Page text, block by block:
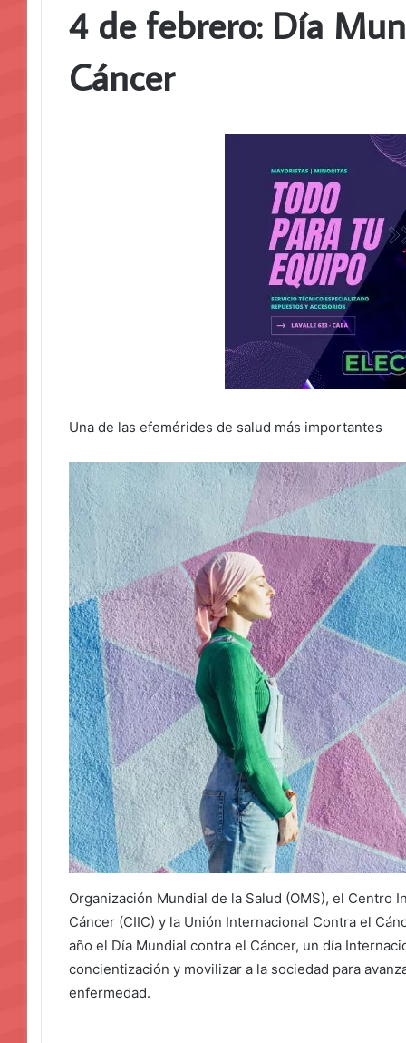
4 de febrero: Día
Cáncer
Una de las efemérides de salud más importantes
Organización Mundial de la Salud (OMS), el Centro
Cáncer (CIIC) y la Unión Internacional Contra el
año el Día Mundial contra el Cáncer, un día
concientización y movilizar a la sociedad para
enfermedad.